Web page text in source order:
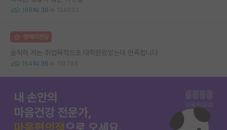
188 36 124033
명예의전당
솔직히 저는 취업목적으로 대학원왔었는데 만족합니다
154 36 119793